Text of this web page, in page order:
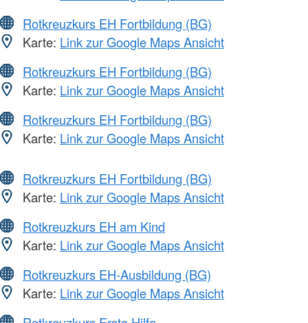
Rotkreuzkurs EH Fortbildung (BG)
Karte: Link zur Google Maps Ansicht
Rotkreuzkurs EH Fortbildung (BG)
Karte: Link zur Google Maps Ansicht
Rotkreuzkurs EH Fortbildung (BG)
Karte: Link zur Google Maps Ansicht
Rotkreuzkurs EH Fortbildung (BG)
Karte: Link zur Google Maps Ansicht
Rotkreuzkurs EH am Kind
Karte: Link zur Google Maps Ansicht
Rotkreuzkurs EH-Ausbildung (BG)
Karte: Link zur Google Maps Ansicht